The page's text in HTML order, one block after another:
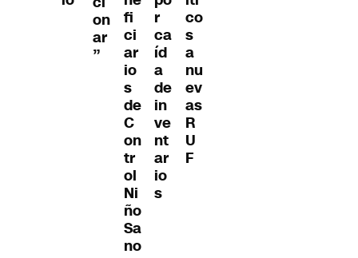
on
ar
”
fi
ci
ar
io
s
de
C
on
tr
ol
Ni
ño
Sa
no
r
ca
íd
a
de
in
ve
nt
ar
io
s
co
s
a
nu
ev
as
R
U
F